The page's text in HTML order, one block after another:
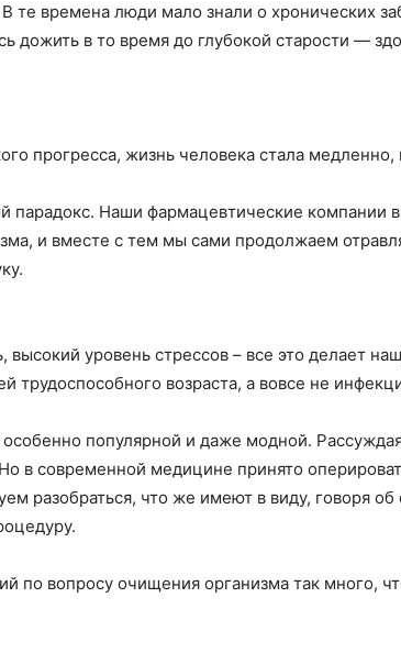
времена люди мало знали о хронических
в то время до глубокой старости —
прогресса, жизнь человека стала медленно,
парадокс. Наши фармацевтические компании
и вместе с тем мы сами продолжаем
уровень стрессов – все это делает
возраста, а вовсе не
популярной и даже модной.
в современной медицине принято
разобраться, что же имеют в виду, говоря
вопросу очищения организма так много,